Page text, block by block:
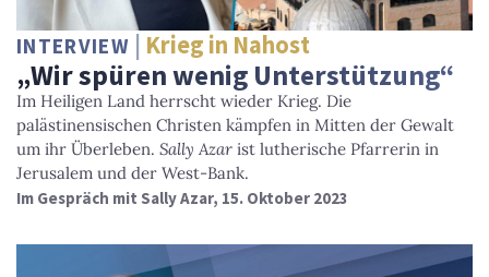
INTERVIEW Krieg in Nahost
„Wir spüren wenig Unterstützung“
Im Heiligen Land herrscht wieder Krieg. Die
palästinensischen Christen kämpfen in Mitten der Gewalt
um ihr Überleben. Sally Azar ist lutherische Pfarrerin in
Jerusalem und der West-Bank.
Im Gespräch mit Sally Azar, 15. Oktober 2023